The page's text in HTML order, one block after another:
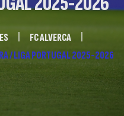
FC ALVERCA
/ LIGA PORTUGAL 2025-2026